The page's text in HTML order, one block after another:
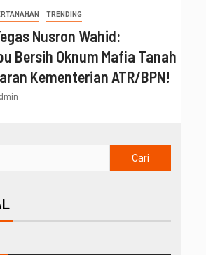
TRENDING
Nusron Wahid:
Bersih Oknum Mafia Tanah
Kementerian ATR/BPN!